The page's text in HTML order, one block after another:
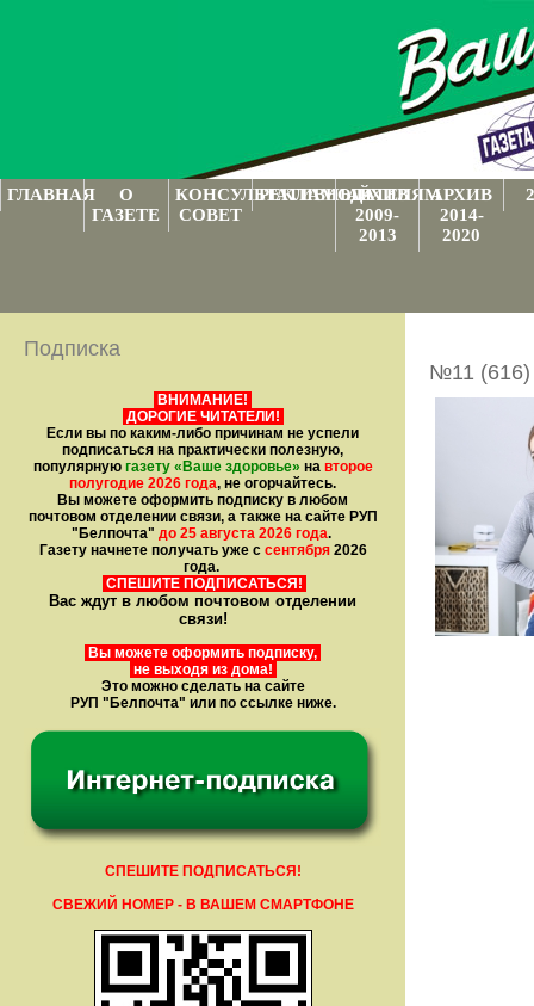
ГЛАВНАЯ
О
ГАЗЕТЕ
КОНСУЛЬТАТИВНЫЙ
СОВЕТ
РЕКЛАМОДАТЕЛЯМ
АРХИВ
2009-
2013
АРХИВ
2014-
2020
Подписка
ВНИМАНИЕ!
ДОРОГИЕ ЧИТАТЕЛИ!
Если вы по каким-либо причинам не успели
подписаться на практически полезную,
популярную газету «Ваше здоровье» на второе
полугодие 2026 года, не огорчайтесь.
Вы можете оформить подписку в любом
почтовом отделении связи, а также на сайте РУП
"Белпочта" до 25 августа 2026 года.
Газету начнете получать уже с сентября2026
года.
СПЕШИТЕ ПОДПИСАТЬСЯ!
Вас ждут в любом почтовом отделении
связи!
Вы можете оформить подписку,
не выходя из дома!
Это можно сделать на сайте
РУП "Белпочта" или по ссылке ниже.
СПЕШИТЕ ПОДПИСАТЬСЯ!
СВЕЖИЙ НОМЕР - В ВАШЕМ СМАРТФОНЕ
№11 (616)